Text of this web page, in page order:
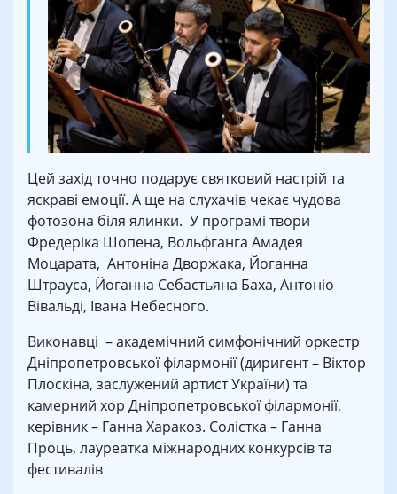
Цей захід точно подарує святковий настрій та
яскраві емоції. А ще на слухачів чекає чудова
фотозона біля ялинки. У програмі твори
Фредеріка Шопена, Вольфганга Амадея
Моцарата, Антоніна Дворжака, Йоганна
Штрауса, Йоганна Себастьяна Баха, Антоніо
Вівальді, Івана Небесного.
Виконавці – академічний симфонічний оркестр
Дніпропетровської філармонії (диригент – Віктор
Плоскіна, заслужений артист України) та
камерний хор Дніпропетровської філармонії,
керівник – Ганна Харакоз. Солістка – Ганна
Проць, лауреатка міжнародних конкурсів та
фестивалів